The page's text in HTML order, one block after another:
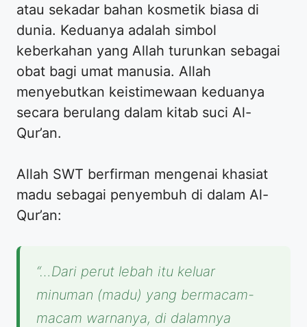
atau sekadar bahan kosmetik biasa di
dunia. Keduanya adalah simbol
keberkahan yang Allah turunkan sebagai
obat bagi umat manusia. Allah
menyebutkan keistimewaan keduanya
secara berulang dalam kitab suci Al-
Qur’an.
Allah SWT berfirman mengenai khasiat
madu sebagai penyembuh di dalam Al-
Qur’an:
“…Dari perut lebah itu keluar
minuman (madu) yang bermacam-
macam warnanya, di dalamnya